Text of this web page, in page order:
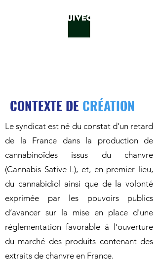
CONTEXTE DE CRÉATION
Le syndicat est né du constat d’un retard
de la France dans la production de
cannabinoïdes issus du chanvre
(Cannabis Sative L), et, en premier lieu,
du cannabidiol ainsi que de la volonté
exprimée par les pouvoirs publics
d’avancer sur la mise en place d'une
réglementation favorable à l’ouverture
du marché des produits contenant des
extraits de chanvre en France.